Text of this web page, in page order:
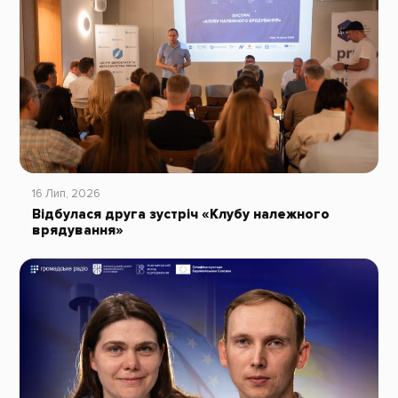
16 Лип, 2026
Відбулася друга зустріч «Клубу належного
врядування»